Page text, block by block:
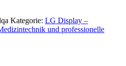
Kategorie: LG Display –
und professionelle